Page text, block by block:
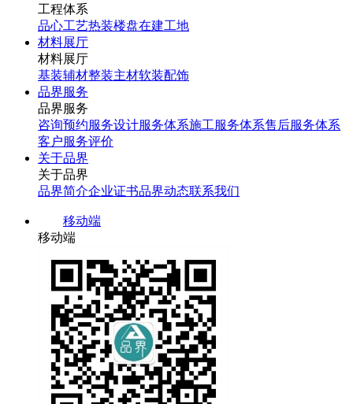
工程体系
品心工艺热装楼盘在建工地
材料展厅
材料展厅
基装辅材整装主材软装配饰
品界服务
品界服务
咨询预约服务设计服务体系施工服务体系售后服务体系
客户服务评价
关于品界
关于品界
品界简介企业证书品界动态联系我们
移动端
移动端